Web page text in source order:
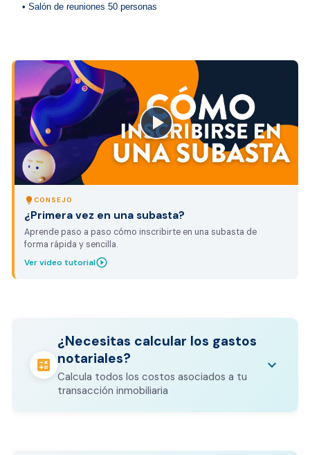
• Salón de reuniones 50 personas
lightbulb CONSEJO
¿Primera vez en una subasta?
Aprende paso a paso cómo inscribirte en una subasta de
forma rápida y sencilla.
Ver video tutorialplay_circle_outline
calculate
¿Necesitas calcular los gastos
notariales?
Calcula todos los costos asociados a tu
transacción inmobiliaria
keyboard_arrow_down
Los gastos notariales incluyen